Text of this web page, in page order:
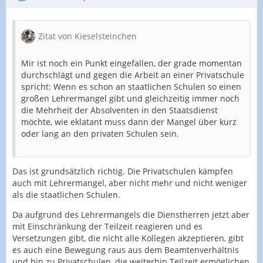
Zitat von Kieselsteinchen
Mir ist noch ein Punkt eingefallen, der grade momentan
durchschlägt und gegen die Arbeit an einer Privatschule
spricht: Wenn es schon an staatlichen Schulen so einen
großen Lehrermangel gibt und gleichzeitig immer noch
die Mehrheit der Absolventen in den Staatsdienst
möchte, wie eklatant muss dann der Mangel über kurz
oder lang an den privaten Schulen sein.
Das ist grundsätzlich richtig. Die Privatschulen kämpfen
auch mit Lehrermangel, aber nicht mehr und nicht weniger
als die staatlichen Schulen.
Da aufgrund des Lehrermangels die Dienstherren jetzt aber
mit Einschränkung der Teilzeit reagieren und es
Versetzungen gibt, die nicht alle Kollegen akzeptieren, gibt
es auch eine Bewegung raus aus dem Beamtenverhältnis